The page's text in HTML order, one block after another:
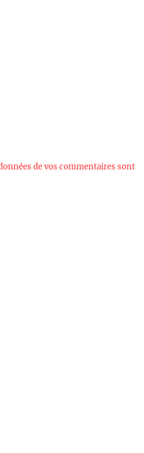
de vos commentaires sont